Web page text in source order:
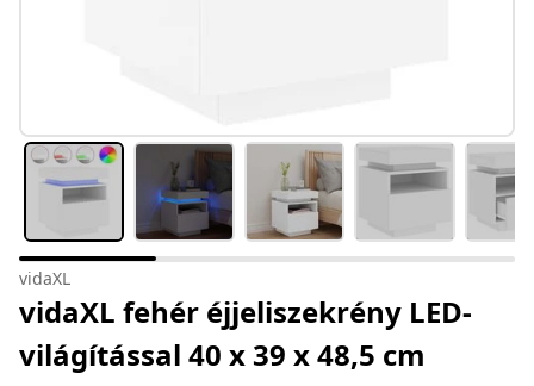
vidaXL
vidaXL fehér éjjeliszekrény LED-
világítással 40 x 39 x 48,5 cm